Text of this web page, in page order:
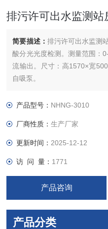
排污许可出水监测站
简要描述： 排污许可出水监测
酸分光光度检测。测量范围：
流输出。尺寸：高1570×宽
自吸泵。
产品型号： NHNG-3010
厂商性质：生产厂家
更新时间： 2025-12-12
访 问 量： 1771
产品咨询
产品分类